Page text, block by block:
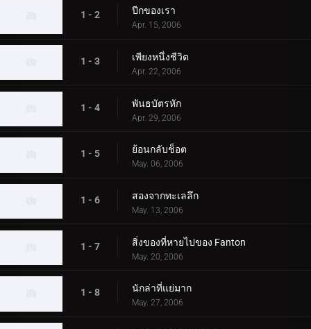
1 - 2 ปีกของเรา
Apr. 15, 2006
1 - 3 เพียงหนึ่งชีวิต
Apr. 22, 2006
1 - 4 พันธบัตรหัก
Apr. 29, 2006
1 - 5 ย้อนกลับช็อต
May. 06, 2006
1 - 6 สองจากทะเลลึก
May. 13, 2006
1 - 7 สิ่งของที่หายไปของ Fanton
May. 20, 2006
1 - 8 นักล่าที่แย่มาก
May. 27, 2006